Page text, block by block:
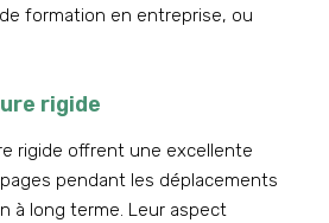
formation en entreprise, ou
rigide
rigide offrent une excellente
pendant les déplacements
à long terme. Leur aspect